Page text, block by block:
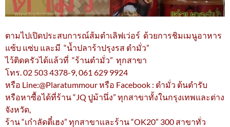
ตามไปเปิดประสบการณ์ส้มตำเลิฟเว่อร์ ด้วยการชิมเมนูอาหาร
แซ้บ แซ่บ และมี “น้ำปลาร้าปรุงรส ตำมั่ว”
ไว้ติดครัวได้แล้วที่ “ร้านตำมั่ว” ทุกสาขา
โทร. 02 503 4378-9, 061 629 9924
หรือ Line:@Plaratummour หรือ Facebook : ตำมั่ว ต้นตำรับ
หรือหาซื้อได้ที่ร้าน “JQ ปูม้านึ่ง” ทุกสาขาทั้งในกรุงเทพและต่าง
จังหวัด,
ร้าน “เก๋าลัดตี๋เฮง” ทุกสาขาและร้าน “OK20” 300 สาขาทั่ว